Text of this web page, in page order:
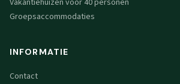
Vakantiehuizen voor 40 personen
Groepsaccommodaties
INFORMATIE
Contact